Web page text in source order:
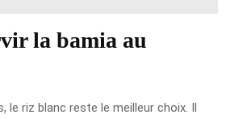
la bamia au
le riz blanc reste le meilleur choix. Il